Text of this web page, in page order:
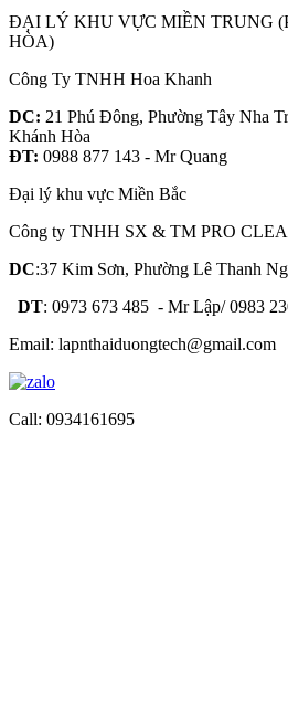
ĐẠI LÝ KHU VỰC MIỀN TRUNG
HÒA)
Công Ty TNHH Hoa Khanh
DC: 21 Phú Đông, Phường Tây Nha
Khánh Hòa
ĐT: 0988 877 143 - Mr Quang
Đại lý khu vực Miền Bắc
Công ty TNHH SX & TM PRO
DC:37 Kim Sơn, Phường Lê Thanh
DT: 0973 673 485 - Mr Lập/ 0983
Email: lapnthaiduongtech@gmail.com
Call: 0934161695